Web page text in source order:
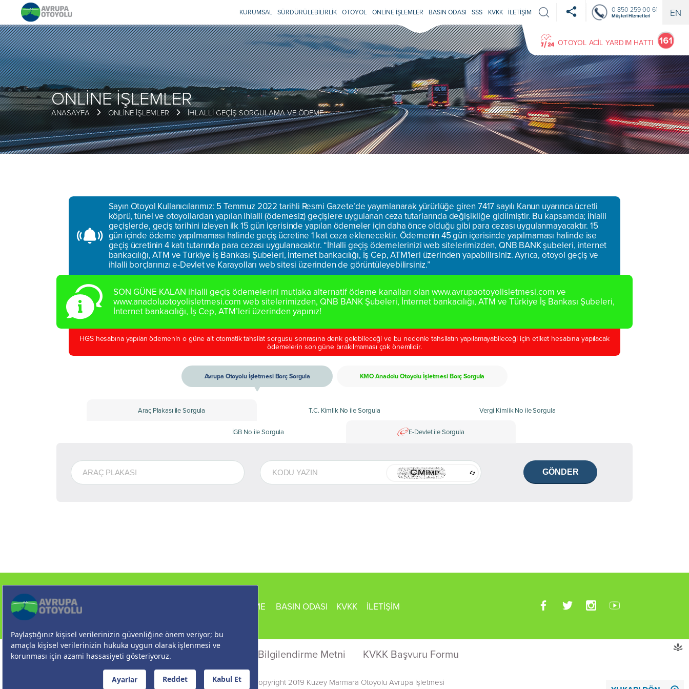
KURUMSAL SÜRDÜRÜLEBİLİRLİK OTOYOL ONLİNE İŞLEMLER BASIN ODASI SSS KVKK İLETİŞİM 0 850 259 00 61
Müşteri Hizmetleri EN
OTOYOL ACİL YARDIM HATTI
ONLİNE İŞLEMLER
ANASAYFA ONLİNE İŞLEMLER İHLALLİ GEÇİŞ SORGULAMA VE ÖDEME
Sayın Otoyol Kullanıcılarımız: 5 Temmuz 2022 tarihli Resmi Gazete’de yayımlanarak yürürlüğe giren 7417 sayılı Kanun uyarınca ücretli
köprü, tünel ve otoyollardan yapılan ihlalli (ödemesiz) geçişlere uygulanan ceza tutarlarında değişikliğe gidilmiştir. Bu kapsamda; İhlalli
geçişlerde, geçiş tarihini izleyen ilk 15 gün içerisinde yapılan ödemeler için daha önce olduğu gibi para cezası uygulanmayacaktır. 15
gün içinde ödeme yapılmaması halinde geçiş ücretine 1 kat ceza eklenecektir. Ödemenin 45 gün içerisinde yapılmaması halinde ise
geçiş ücretinin 4 katı tutarında para cezası uygulanacaktır. “İhlalli geçiş ödemelerinizi web sitelerimizden, QNB BANK şubeleri, internet
bankacılığı, ATM ve Türkiye İş Bankası Şubeleri, İnternet bankacılığı, İş Cep, ATM'leri üzerinden yapabilirsiniz. Ayrıca, otoyol geçiş ve
ihlalli borçlarınızı e-Devlet ve Karayolları web sitesi üzerinden de görüntüleyebilirsiniz.”
SON GÜNE KALAN ihlalli geçiş ödemelerini mutlaka alternatif ödeme kanalları olan www.avrupaotoyolisletmesi.com ve
www.anadoluotoyolisletmesi.com web sitelerimizden, QNB BANK Şubeleri, İnternet bankacılığı, ATM ve Türkiye İş Bankası Şubeleri,
İnternet bankacılığı, İş Cep, ATM’leri üzerinden yapınız!
HGS hesabına yapılan ödemenin o güne ait otomatik tahsilat sorgusu sonrasına denk gelebileceği ve bu nedenle tahsilatın yapılamayabileceği için etiket hesabına yapılacak
ödemelerin son güne bırakılmaması çok önemlidir.
Avrupa Otoyolu İşletmesi Borç Sorgula KMO Anadolu Otoyolu İşletmesi Borç Sorgula
Araç Plakası ile Sorgula T.C. Kimlik No ile Sorgula Vergi Kimlik No ile Sorgula
İGB No ile Sorgula E-Devlet ile Sorgula
GÖNDER
KURUMSAL İŞLETME BASIN ODASI KVKK İLETİŞİM
KVKK Bilgilendirme Metni KVKK Başvuru Formu
© Copyright 2019 Kuzey Marmara Otoyolu Avrupa İşletmesi